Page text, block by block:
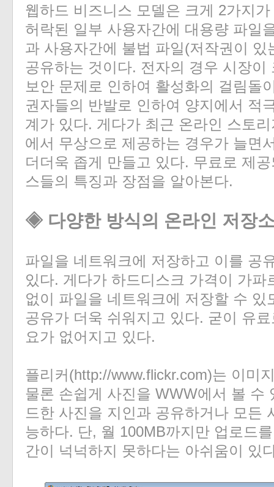
웹하드 비즈니스 모델은 크게 2가지
허락된 일부 사용자간에 대용량 파일
과 사용자간에 불법 파일(저작권이
공유하는 것이다. 전자의 경우 시장이
보안 문제로 인하여 활성화의 걸림돌
권자들의 반발로 인하여 양지에서 적
계가 있다. 게다가 최근 온라인 스토
에서 무상으로 제공하는 경우가 늘면
더더욱 좁게 만들고 있다. 무료로 제
스들의 특징과 장점을 알아본다.
◈ 다양한 방식의 온라인 저장
파일을 네트워크에 저장하고 이를 공
있다. 게다가 하드디스크 가격이 가
없이 파일을 네트워크에 저장할 수
공유가 더욱 쉬워지고 있다. 굳이 유
요가 없어지고 있다.
플리커(http://www.flickr.com)는 이미
물론 손쉽게 사진을 WWW에서 볼 수
드한 사진을 지인과 공유하거나 모든
능하다. 단, 월 100MB까지만 업로드
간이 넉넉하지 못하다는 아쉬움이 있